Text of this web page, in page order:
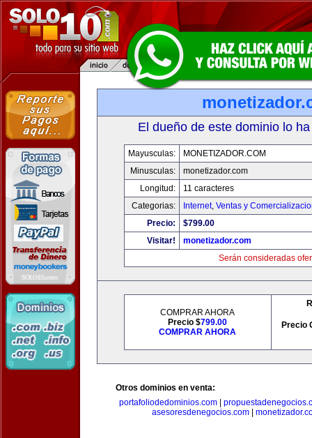
El dueño de este dominio lo
Mayusculas:
MONETIZADOR.COM
Minusculas:
monetizador.com
Longitud:
11 caracteres
Categorias:
Internet, Ventas y
Precio:
$799.00
Visitar!
monetizador.com
Serán consideradas
COMPRAR AHORA
Precio $799.00
COMPRAR AHORA
Precio
Otros dominios en venta:
portafoliodedominios.com|
asesoresdenegocios.com